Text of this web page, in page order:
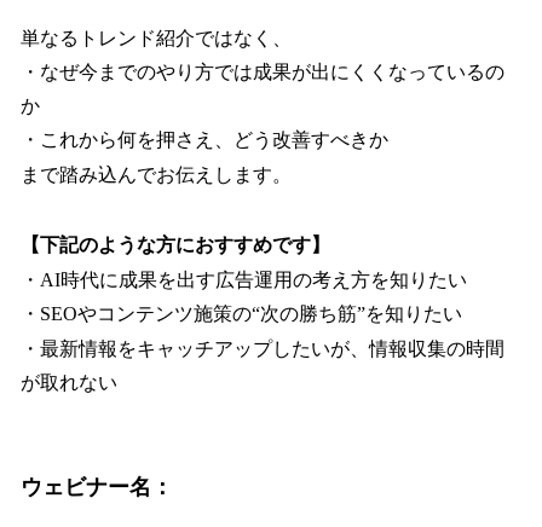
単なるトレンド紹介ではなく、
・なぜ今までのやり方では成果が出にくくなっているの
か
・これから何を押さえ、どう改善すべきか
まで踏み込んでお伝えします。
【下記のような方におすすめです】
・AI時代に成果を出す広告運用の考え方を知りたい
・SEOやコンテンツ施策の“次の勝ち筋”を知りたい
・最新情報をキャッチアップしたいが、情報収集の時間
が取れない
ウェビナー名：